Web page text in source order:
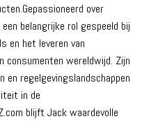
over
belangrijke rol gespeeld bij
en het leveren van
consumenten wereldwijd. Zijn
en regelgevingslandschappen
in de
blijft Jack waardevolle